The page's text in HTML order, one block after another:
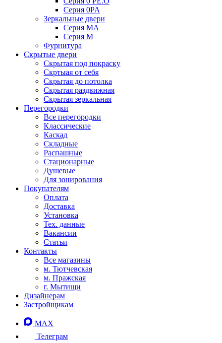
Серия 0PA
Зеркальные двери
Серия MA
Серия M
Фурнитура
Скрытые двери
Скрытая под покраску
Скртыая от себя
Скрытая до потолка
Скрытая раздвижная
Скрытая зеркальная
Перегородки
Все перегородки
Классические
Каскад
Складные
Распашные
Стационарные
Душевые
Для зонирования
Покупателям
Оплата
Доставка
Установка
Тех. данные
Вакансии
Статьи
Контакты
Все магазины
м. Тютчевская
м. Пражская
г. Мытищи
Дизайнерам
Застройщикам
MAX
Телеграм